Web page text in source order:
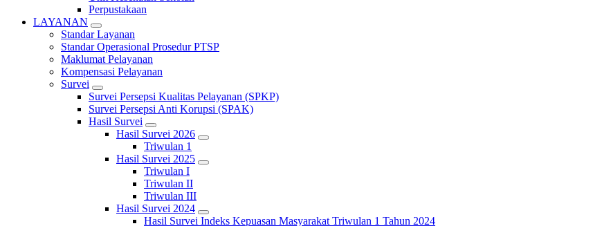
Perpustakaan
LAYANAN
Standar Layanan
Standar Operasional Prosedur PTSP
Maklumat Pelayanan
Kompensasi Pelayanan
Survei
Survei Persepsi Kualitas Pelayanan (SPKP)
Survei Persepsi Anti Korupsi (SPAK)
Hasil Survei
Hasil Survei 2026
Triwulan 1
Hasil Survei 2025
Triwulan I
Triwulan II
Triwulan III
Hasil Survei 2024
Hasil Survei Indeks Kepuasan Masyarakat Triwulan 1 Tahun 2024